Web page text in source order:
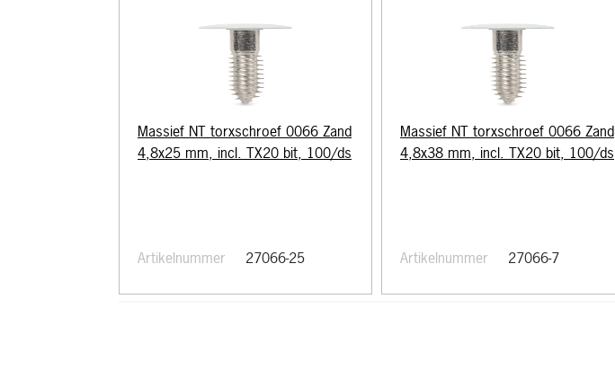
Glansgraad rugzijde
(mm)
Massief NT torxschroef 0066 Zand
4,8x25 mm, incl. TX20 bit, 100/ds
Artikelnummer 27066-25
Massief NT torxschroef 0066 Zand
4,8x38 mm, incl. TX20 bit, 100/ds
Artikelnummer 27066-7